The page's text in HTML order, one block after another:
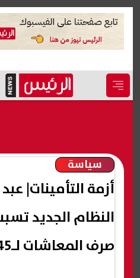
سياسة
أزمة التأمينات|
النظام الجديد
صرف المعاشات لـ45 ألف مواطن